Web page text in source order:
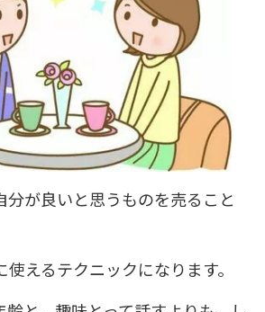
分が良いと思うものを売ること
えるテクニックになります。